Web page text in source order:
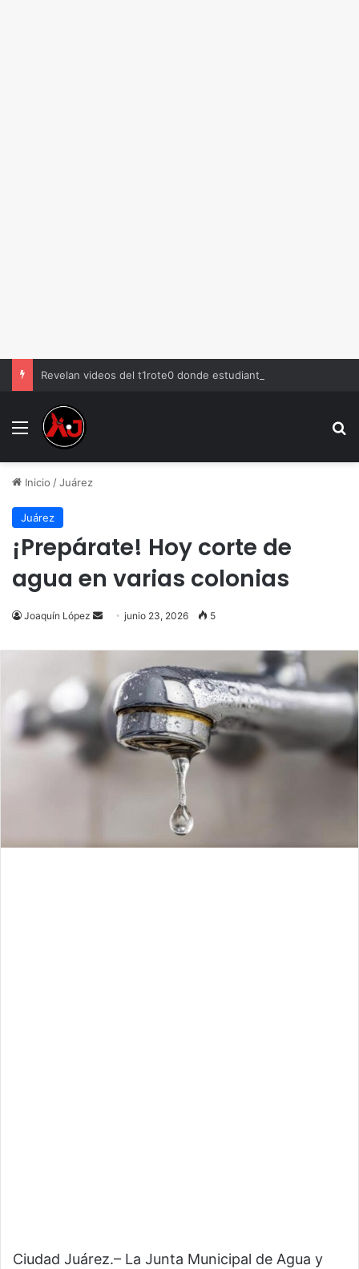
Menu
Inicio /Juárez
Juárez
¡Prepárate! Hoy corte de
agua en varias colonias
Joaquín López
Send
email
junio 23, 2026 5
Ciudad Juárez.– La Junta Municipal de Agua y